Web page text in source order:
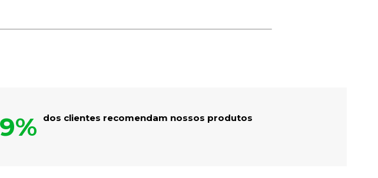
dos clientes recomendam nossos produtos